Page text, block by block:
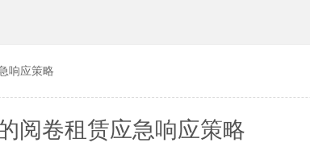
响应策略
阅卷租赁应急响应策略